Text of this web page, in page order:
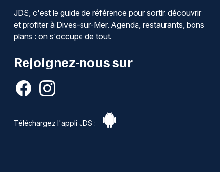
JDS, c'est le guide de référence pour sortir, découvrir
et profiter à Dives-sur-Mer. Agenda, restaurants, bons
plans : on s'occupe de tout.
Rejoignez-nous sur
Téléchargez l'appli JDS :